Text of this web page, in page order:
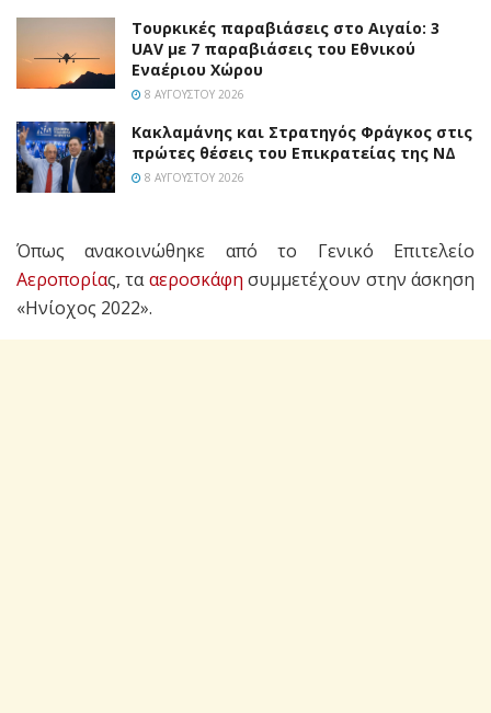
Τουρκικές παραβιάσεις στο Αιγαίο: 3
UAV με 7 παραβιάσεις του Εθνικού
Εναέριου Χώρου
8 ΑΥΓΟΎΣΤΟΥ 2026
Κακλαμάνης και Στρατηγός Φράγκος στις
πρώτες θέσεις του Επικρατείας της ΝΔ
8 ΑΥΓΟΎΣΤΟΥ 2026
Όπως ανακοινώθηκε από το Γενικό Επιτελείο
Αεροπορίας, τααεροσκάφη συμμετέχουν στην άσκηση
«Ηνίοχος 2022».